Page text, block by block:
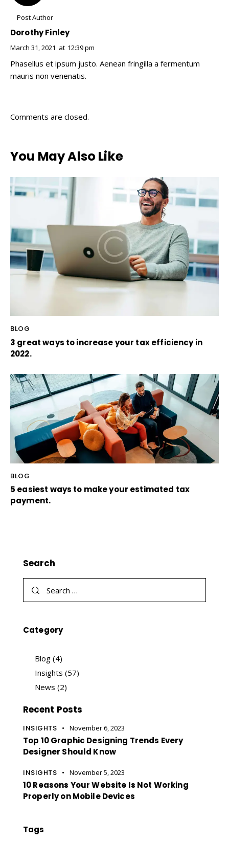
Post Author
Dorothy Finley
March 31, 2021 at 12:39 pm
Phasellus et ipsum justo. Aenean fringilla a fermentum
mauris non venenatis.
Comments are closed.
You May Also Like
BLOG
3 great ways to increase your tax efficiency in
2022.
BLOG
5 easiest ways to make your estimated tax
payment.
Search
Category
Blog(4)
Insights (57)
News (2)
Recent Posts
INSIGHTS November 6, 2023
Top 10 Graphic Designing Trends Every
Designer Should Know
INSIGHTS November 5, 2023
10 Reasons Your Website Is Not Working
Properly on Mobile Devices
Tags